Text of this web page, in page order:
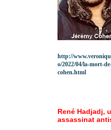
http://
o/2022/04/la-mort-
cohen.html
René Hadjadj,
assassinat